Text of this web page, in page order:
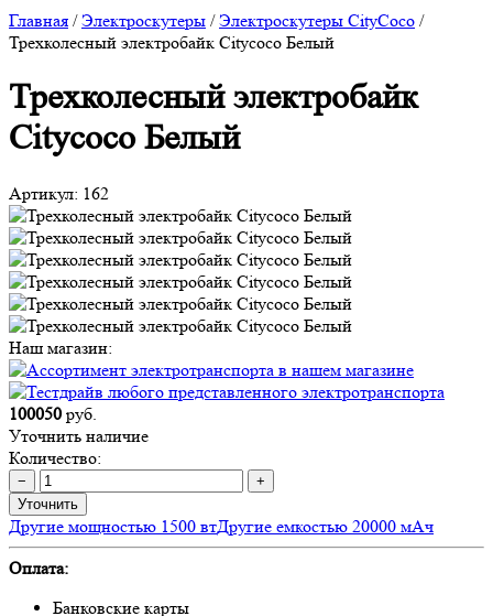
Главная /Электроскутеры /Электроскутеры CityCoco /
Трехколесный электробайк Citycoco Белый
Трехколесный электробайк
Citycoco Белый
Артикул: 162
Наш магазин:
100050 руб.
Уточнить наличие
Количество:
−
+
Уточнить
Другие мощностью 1500 втДругие емкостью 20000 мАч
Оплата:
Банковские карты